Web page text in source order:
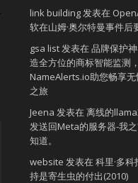
link building发表在
软在山姆·奥尔特曼事件后
gsa list发表在 品牌保护
造全方位的商标智能监测，
NameAlerts.io助您畅享无
之旅
Jeena 发表在 离线的
发送回Meta的服务器-我
知道。
website 发表在 科里·多
持是寄生虫的付出(2010)